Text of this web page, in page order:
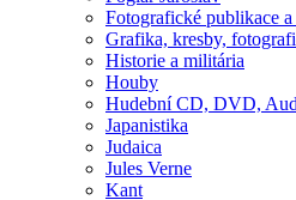
Fotografické publikace
Grafika, kresby,
Historie a militária
Houby
Hudební CD, DVD,
Japanistika
Judaica
Jules Verne
Kant